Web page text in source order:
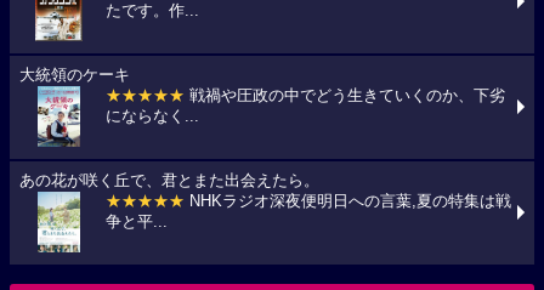
たです。作...
大統領のケーキ
★★★★★ 戦禍や圧政の中でどう生きていくのか、下劣
にならなく...
あの花が咲く丘で、君とまた出会えたら。
★★★★★ NHKラジオ深夜便明日への言葉,夏の特集は戦
争と平...